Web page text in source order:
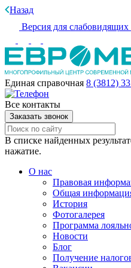
Назад
Версия для слабовидящих
Единая справочная 8 (3812)
Все контакты
Заказать звонок
В списке найденных
нажатие.
О нас
Правовая
Общая
История
Фотогалерея
Программа
Новости
Блог
Получение